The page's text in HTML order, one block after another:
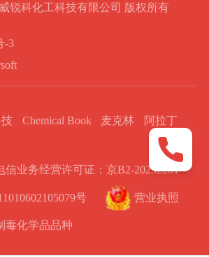
锐科化工科技有限公司 版权所有
-3
Chemical Book 麦克林
阿拉丁
信业务经营许可证：京B2-20232281
号 营业执照
毒化学品品种